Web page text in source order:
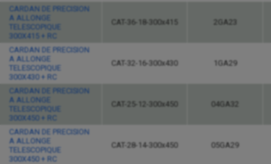
CARDAN DE PRECISION
A ALLONGE
TELESCOPIQUE
300X415 + RC
CAT-36-18-300x415 2GA23
CARDAN DE PRECISION
A ALLONGE
TELESCOPIQUE
300X430 + RC
CAT-32-16-300x430 1GA29
CARDAN DE PRECISION
A ALLONGE
TELESCOPIQUE
300X450 + RC
CAT-25-12-300x450 04GA32
CARDAN DE PRECISION
A ALLONGE
TELESCOPIQUE
300X450 + RC
CAT-28-14-300x450 05GA29